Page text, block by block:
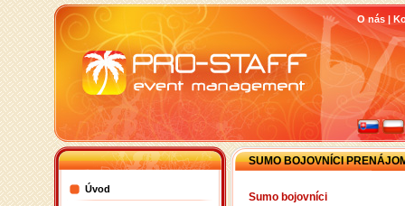
O nás |
SUMO BOJOVNÍCI
Sumo bojovníci
Úvod